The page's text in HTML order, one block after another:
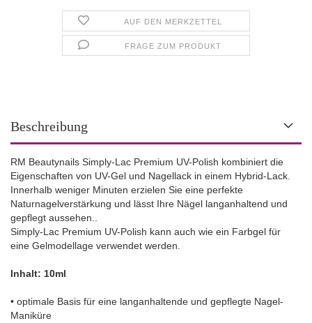
AUF DEN MERKZETTEL
FRAGE ZUM PRODUKT
Beschreibung
RM Beautynails Simply-Lac Premium UV-Polish kombiniert die
Eigenschaften von UV-Gel und Nagellack in einem Hybrid-Lack.
Innerhalb weniger Minuten erzielen Sie eine perfekte
Naturnagelverstärkung und lässt Ihre Nägel langanhaltend und
gepflegt aussehen..
Simply-Lac Premium UV-Polish kann auch wie ein Farbgel für
eine Gelmodellage verwendet werden.
Inhalt: 10ml
• optimale Basis für eine langanhaltende und gepflegte Nagel-
Maniküre